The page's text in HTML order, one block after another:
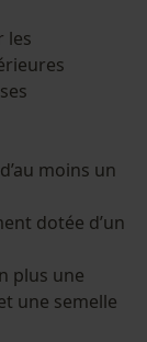
les
moins un
dotée d’un
plus une
une semelle